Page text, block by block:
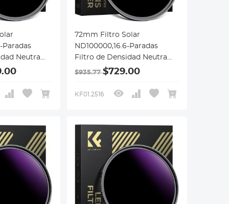
Paradas
Neutra
DSLR,
72mm Filtro Solar
ND100000,16.6-Paradas
Filtro de Densidad Neutra
Sólido para Cámara DSLR,
$935.77$729.00
KF01.2516